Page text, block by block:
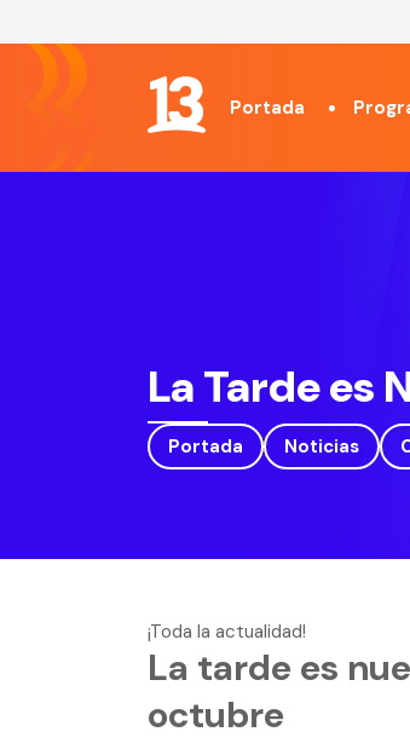
Portada
La Tarde es
Portada Noticias
¡Toda la actualidad!
La tarde es
octubre